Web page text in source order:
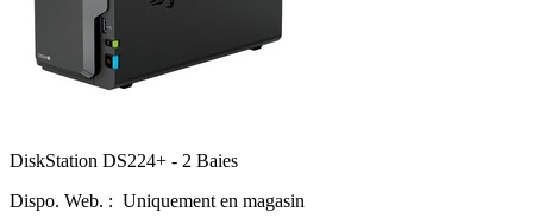
DiskStation DS224+ - 2 Baies
Dispo. Web. : Uniquement en magasin